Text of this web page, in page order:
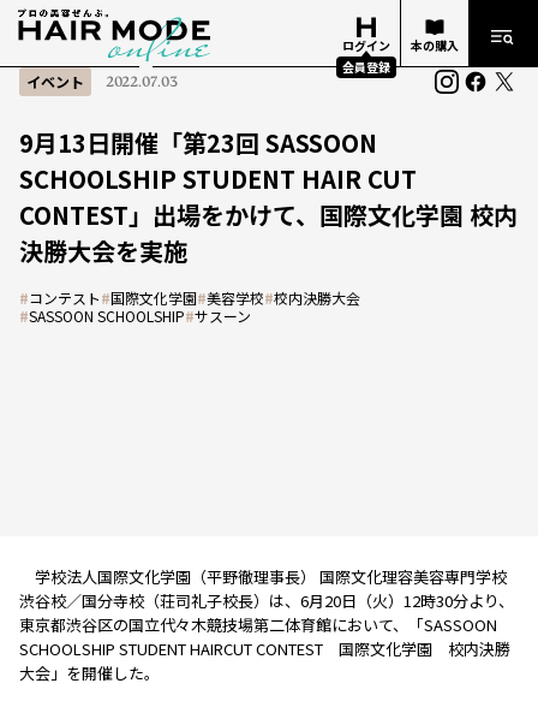
ログイン
会員登録
本の購入
イベント 2022.07.03
9月13日開催「第23回 SASSOON
SCHOOLSHIP STUDENT HAIR CUT
CONTEST」出場をかけて、国際文化学園 校内
決勝大会を実施
#コンテスト#国際文化学園#美容学校#校内決勝大会
#SASSOON SCHOOLSHIP#サスーン
学校法人国際文化学園（平野徹理事長） 国際文化理容美容専門学校
渋谷校／国分寺校（荘司礼子校長）は、6月20日（火）12時30分より、
東京都渋谷区の国立代々木競技場第二体育館において、「SASSOON
SCHOOLSHIP STUDENT HAIRCUT CONTEST 国際文化学園 校内決勝
大会」を開催した。